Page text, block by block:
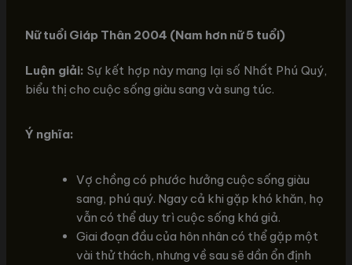
Nữ tuổi Giáp Thân 2004 (Nam hơn nữ 5 tuổi)
Luận giải: Sự kết hợp này mang lại số Nhất Phú Quý,
biểu thị cho cuộc sống giàu sang và sung túc.
Ý nghĩa:
Vợ chồng có phước hưởng cuộc sống giàu
sang, phú quý. Ngay cả khi gặp khó khăn, họ
vẫn có thể duy trì cuộc sống khá giả.
Giai đoạn đầu của hôn nhân có thể gặp một
vài thử thách, nhưng về sau sẽ dần ổn định